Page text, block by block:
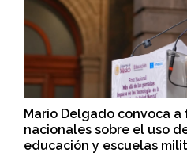
Mario Delgado convoca
nacionales sobre el uso
educación y escuelas